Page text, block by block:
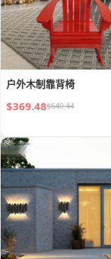
户外木制靠背椅
$369.48$640.44